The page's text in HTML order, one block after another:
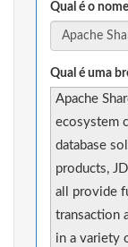
Qual é o
Qual é uma
Apache
ecosystem
database
products,
all provide
transaction
in a variety